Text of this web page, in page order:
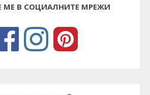
МЕ В СОЦИАЛНИТЕ МРЕЖИ